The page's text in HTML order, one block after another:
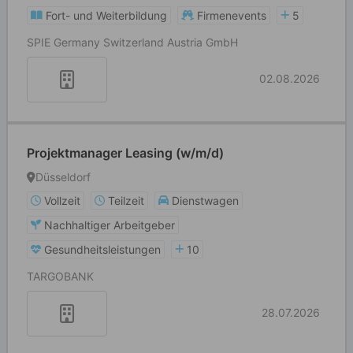
Fort- und Weiterbildung Firmenevents
5
SPIE Germany Switzerland Austria GmbH
02.08.2026
Projektmanager Leasing (w/m/d)
Düsseldorf
Vollzeit
Teilzeit
Dienstwagen
Nachhaltiger Arbeitgeber
Gesundheitsleistungen
10
TARGOBANK
28.07.2026